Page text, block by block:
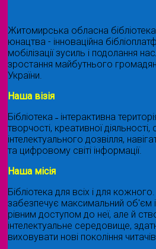
Житомирська обласна бібліотека
юнацтва - інноваційна
мобілізації зусиль і подолання
зростання майбутнього
України.
Наша візія
Бібліотека ˗ інтерактивна
творчості, креативної діяльності,
інтелектуального дозвілля,
та цифровому світі інформації.
Наша місія
Бібліотека для всіх і для
забезпечує максимальний об'єм
рівним доступом до неї, але й
інтелектуальне середовище,
виховувати нові покоління